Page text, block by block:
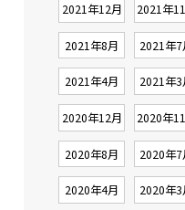
2021年12月 2021年
2021年8月 2021年7
2021年4月 2021年3
2020年12月 2020年
2020年8月 2020年7
2020年4月 2020年3